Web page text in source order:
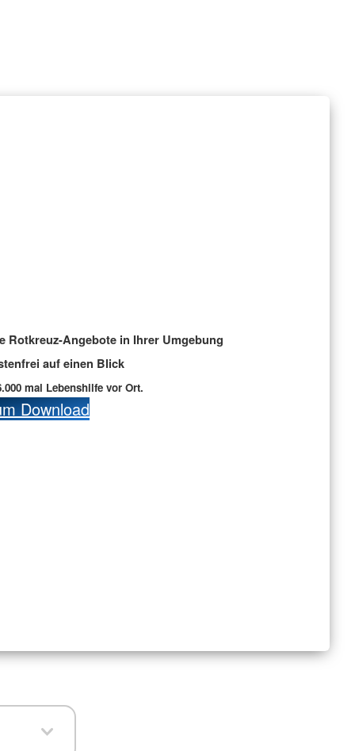
Rotkreuz-Angebote in Ihrer Umgebung
auf einen Blick
mal Lebenshilfe vor Ort.
Download